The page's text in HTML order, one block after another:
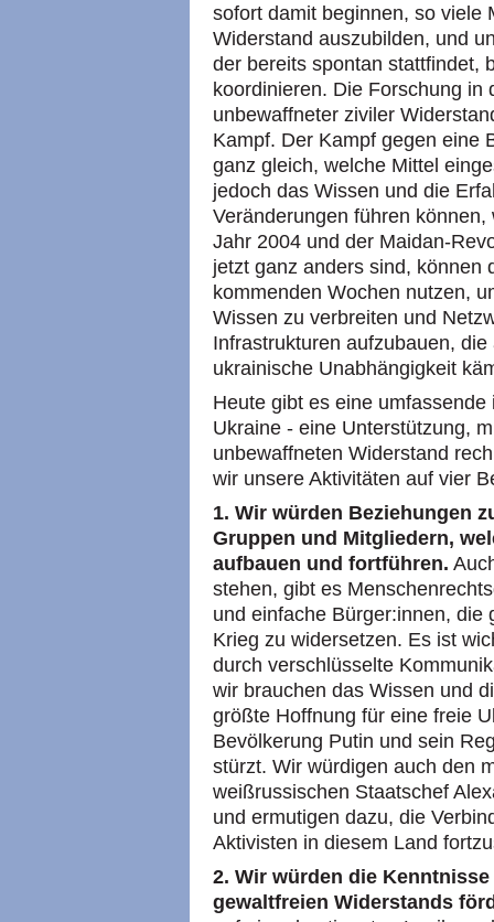
sofort damit beginnen, so viele
Widerstand auszubilden, und
der bereits spontan stattfindet,
koordinieren. Die Forschung in
unbewaffneter ziviler
Kampf. Der Kampf gegen eine
ganz gleich, welche Mittel
jedoch das Wissen und die
Veränderungen führen
Jahr 2004 und der Maidan-
jetzt ganz anders sind, können
kommenden Wochen nutzen,
Wissen zu verbreiten und
Infrastrukturen aufzubauen,
ukrainische Unabhängigkeit
Heute gibt es eine
Ukraine - eine Unterstützung,
unbewaffneten Widerstand
wir unsere Aktivitäten auf vier
1. Wir würden Beziehungen
Gruppen und Mitgliedern,
aufbauen und fortführen.
stehen, gibt es
und einfache Bürger:innen,
Krieg zu widersetzen. Es ist
durch verschlüsselte
wir brauchen das Wissen und
größte Hoffnung für eine freie
Bevölkerung Putin und sein
stürzt. Wir würdigen auch den
weißrussischen Staatschef
und ermutigen dazu, die
Aktivisten in diesem Land
2. Wir würden die
gewaltfreien Widerstands